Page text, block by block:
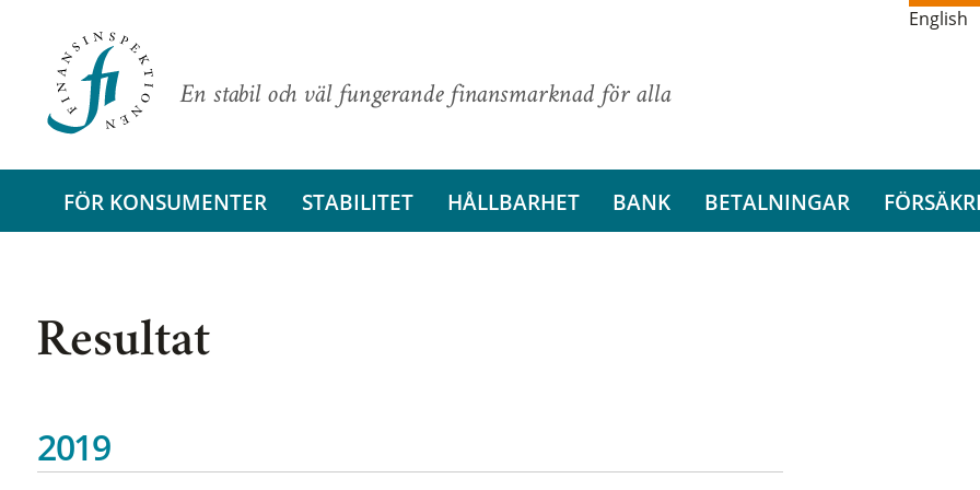
En stabil och väl fungerande finansmarknad för alla
English
FÖR KONSUMENTER STABILITET HÅLLBARHET BANK BETALNINGAR
Resultat
2019